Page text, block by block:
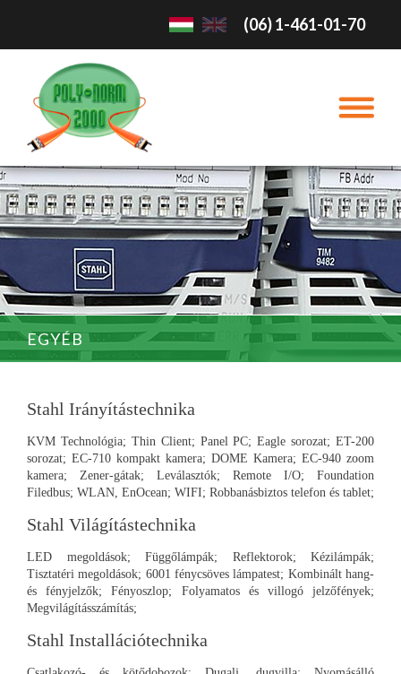
(06) 1-461-01-70
EGYÉB
Stahl Irányítástechnika
KVM Technológia; Thin Client; Panel PC; Eagle sorozat; ET-200
sorozat; EC-710 kompakt kamera; DOME Kamera; EC-940 zoom
kamera; Zener-gátak; Leválasztók; Remote I/O; Foundation
Filedbus; WLAN, EnOcean; WIFI; Robbanásbiztos telefon és tablet;
Stahl Világítástechnika
LED megoldások; Függőlámpák; Reflektorok; Kézilámpák;
Tisztatéri megoldások; 6001 fénycsöves lámpatest; Kombinált hang-
és fényjelzők; Fényoszlop; Folyamatos és villogó jelzőfények;
Megvilágításszámítás;
Stahl Installációtechnika